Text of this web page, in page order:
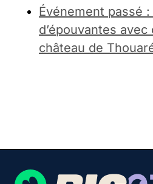
Événement passé
d’épouvantes
château de